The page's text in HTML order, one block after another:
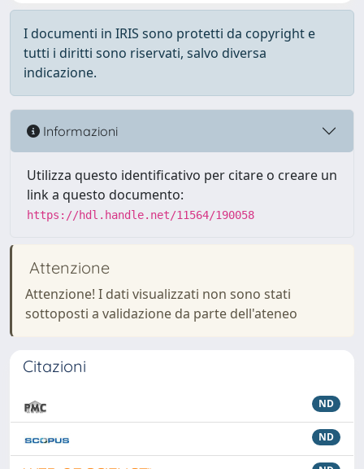
I documenti in IRIS sono protetti da copyright e
tutti i diritti sono riservati, salvo diversa
indicazione.
Informazioni
Utilizza questo identificativo per citare o creare un
link a questo documento:
https://hdl.handle.net/11564/190058
Attenzione
Attenzione! I dati visualizzati non sono stati
sottoposti a validazione da parte dell'ateneo
Citazioni
ND
ND